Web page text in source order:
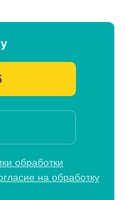
обработки
на обработку